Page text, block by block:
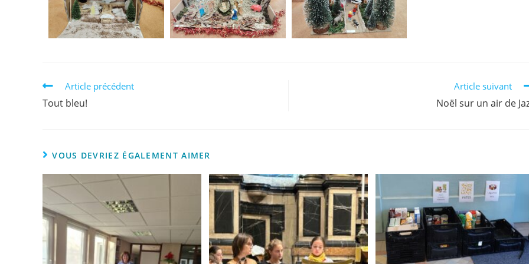
Article précédent
Tout bleu!
Article suivant
Noël sur un air de
VOUS DEVRIEZ ÉGALEMENT AIMER